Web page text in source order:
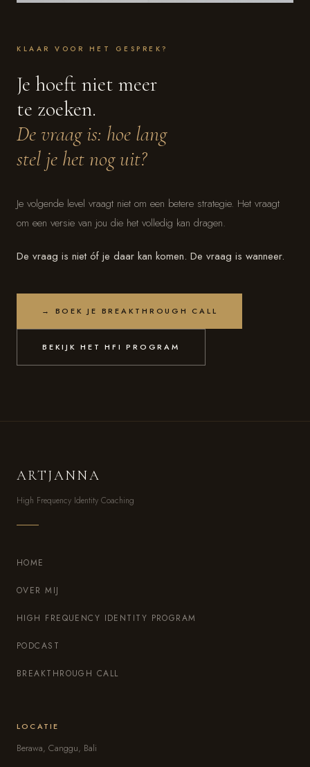
KLAAR VOOR HET GESPREK?
Je hoeft niet meer
te zoeken.
De vraag is: hoe lang
stel je het nog uit?
Je volgende level vraagt niet om een betere strategie. Het vraagt
om een versie van jou die het volledig kan dragen.
De vraag is niet óf je daar kan komen. De vraag is wanneer.
→ BOEK JE BREAKTHROUGH CALL
BEKIJK HET HFI PROGRAM
ARTJANNA
High Frequency Identity Coaching
HOME
OVER MIJ
HIGH FREQUENCY IDENTITY PROGRAM
PODCAST
BREAKTHROUGH CALL
LOCATIE
Berawa, Canggu, Bali